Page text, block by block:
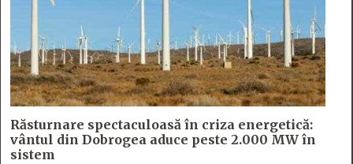
Răsturnare spectaculoasă în criza energetică:
vântul din Dobrogea aduce peste 2.000 MW în
sistem